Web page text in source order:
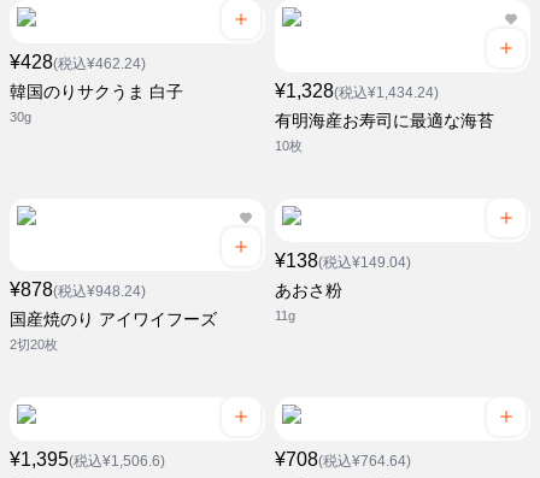
¥428(税込¥462.24)
韓国のりサクうま 白子
30g
¥1,328(税込¥1,434.24)
有明海産お寿司に最適な海苔
10枚
¥878(税込¥948.24)
国産焼のり アイワイフーズ
2切20枚
¥138(税込¥149.04)
あおさ粉
11g
¥1,395(税込¥1,506.6) ¥708(税込¥764.64)